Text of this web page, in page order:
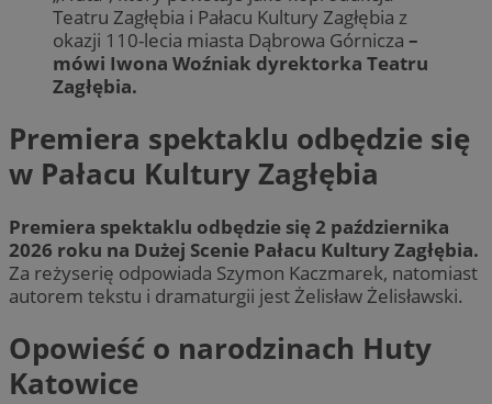
Teatru Zagłębia i Pałacu Kultury Zagłębia z
okazji 110-lecia miasta Dąbrowa Górnicza –
mówi Iwona Woźniak dyrektorka Teatru
Zagłębia.
Premiera spektaklu odbędzie się
w Pałacu Kultury Zagłębia
Premiera spektaklu odbędzie się 2 października
2026 roku na Dużej Scenie Pałacu Kultury Zagłębia.
Za reżyserię odpowiada Szymon Kaczmarek, natomiast
autorem tekstu i dramaturgii jest Żelisław Żelisławski.
Opowieść o narodzinach Huty
Katowice